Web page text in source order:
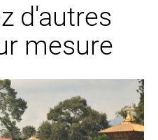
d'autres
mesure